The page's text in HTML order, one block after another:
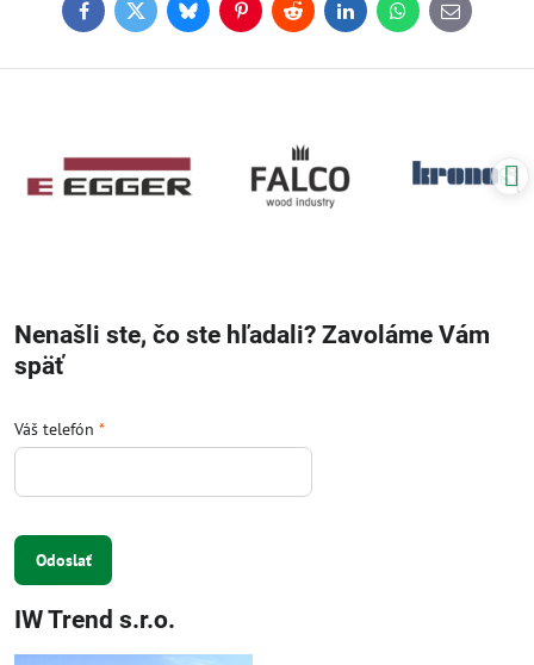
FacebookTwitterBlueskyPinterestReddit LinkedInWhatsApp
E-
mail
Nenašli ste, čo ste hľadali? Zavoláme Vám
späť
Váš telefón *
Odoslať
IW Trend s.r.o.